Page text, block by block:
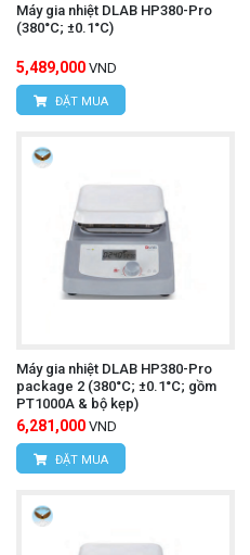
Máy gia nhiệt DLAB HP380-Pro
(380°C; ±0.1°C)
5,489,000 VND
ĐẶT MUA
Máy gia nhiệt DLAB HP380-Pro
package 2 (380°C; ±0.1°C; gồm
PT1000A & bộ kẹp)
6,281,000 VND
ĐẶT MUA